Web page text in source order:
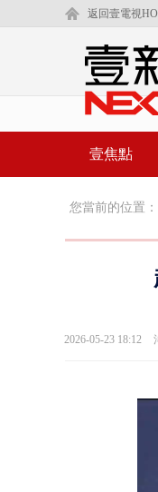
返回壹電視
壹焦點
您當前的位置：
2026-05-23 18:12